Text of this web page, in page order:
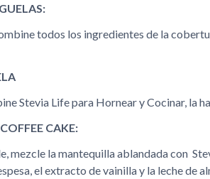
todos los ingredientes de la
Stevia Life para Hornear y Cocinar, la
CAKE:
mezcle la mantequilla ablandada con
el extracto de vainilla y la leche de